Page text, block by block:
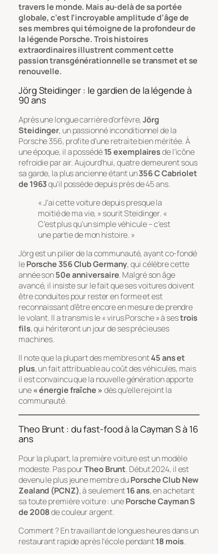
travers le monde. Mais au-delà de sa portée
globale, c’est l’incroyable amplitude d’âge de
ses membres qui témoigne de la profondeur de
la légende Porsche. Trois histoires
extraordinaires illustrent comment cette
passion transgénérationnelle se transmet et se
renouvelle.
Jörg Steidinger : le gardien de la légende à
90 ans
Après une longue carrière d’orfèvre,Jörg
Steidinger, un passionné inconditionnel de la
Porsche 356, profite d’une retraite bien méritée. À
une époque, il a possédé15 exemplairesde l’icône
refroidie par air. Aujourd’hui, quatre demeurent sous
sa garde, la plus ancienne étant un356 C Cabriolet
de 1963qu’il possède depuis près de 45 ans.
« J’ai cette voiture depuis presque la
moitié de ma vie, » sourit Steidinger. «
C’est plus qu’un simple véhicule – c’est
une partie de mon histoire. »
Jörg est un pilier de la communauté, ayant co-fondé
lePorsche 356 Club Germany, qui célèbre cette
année son50e anniversaire. Malgré son âge
avancé, il insiste sur le fait que ses voitures doivent
être conduites pour rester en forme et est
reconnaissant d’être encore en mesure de prendre
le volant. Il a transmis le « virus Porsche » à sestrois
fils, qui hériteront un jour de ses précieuses
machines.
Il note que la plupart des membres ont45 ans et
plus, un fait attribuable au coût des véhicules, mais
il est convaincu que la nouvelle génération apporte
une« énergie fraîche » dès qu’elle rejoint la
communauté.
Theo Brunt : du fast-food à la Cayman S à 16
ans
Pour la plupart, la première voiture est un modèle
modeste. Pas pourTheo Brunt. Début 2024, il est
devenu le plus jeune membre duPorsche Club New
Zealand (PCNZ), à seulement16 ans, en achetant
sa toute première voiture : unePorsche Cayman S
de 2008de couleur argent.
Comment ? En travaillant de longues heures dans un
restaurant rapide après l’école pendant18 mois.